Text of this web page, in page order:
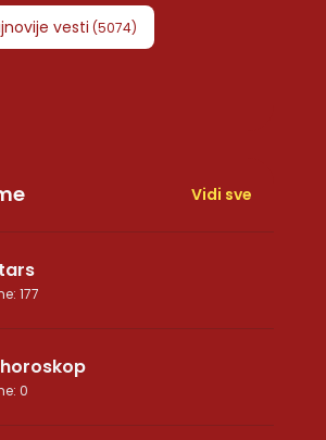
vesti (5074)
Vidi sve
: 177
: 0